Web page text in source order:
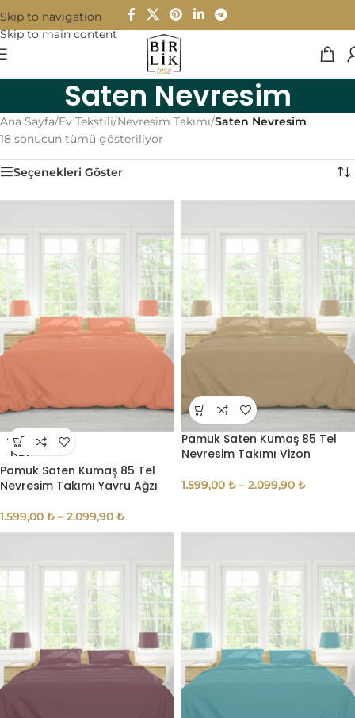
Skip to navigation
Skip to main content
Saten Nevresim
Ana Sayfa/Ev Tekstili/Nevresim Takımı/Saten Nevresim
18 sonucun tümü gösteriliyor
Seçenekleri Göster
TÜKE
NDI
Pamuk Saten Kumaş 85 Tel
Nevresim Takımı Yavru Ağzı
1.599,00 ₺ – 2.099,90 ₺
Pamuk Saten Kumaş 85 Tel
Nevresim Takımı Vizon
1.599,00 ₺ – 2.099,90 ₺